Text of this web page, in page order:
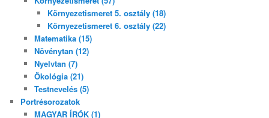
Környezetismeret 5. osztály (18)
Környezetismeret 6. osztály (22)
Matematika (15)
Növénytan (12)
Nyelvtan (7)
Ökológia (21)
Testnevelés (5)
Portrésorozatok
MAGYAR ÍRÓK (1)